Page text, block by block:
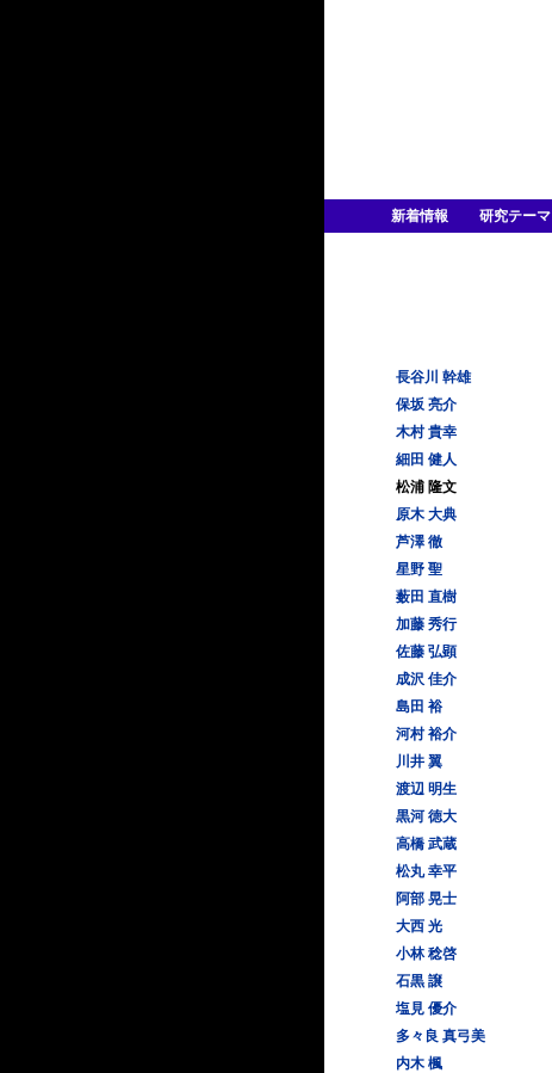
新着情報 研究テーマ
長谷川 幹雄
保坂 亮介
木村 貴幸
細田 健人
松浦 隆文
原木 大典
芦澤 徹
星野 聖
薮田 直樹
加藤 秀行
佐藤 弘顕
成沢 佳介
島田 裕
河村 裕介
川井 翼
渡辺 明生
黒河 徳大
高橋 武蔵
松丸 幸平
阿部 晃士
大西 光
小林 稔啓
石黒 譲
塩見 優介
多々良 真弓美
内木 楓